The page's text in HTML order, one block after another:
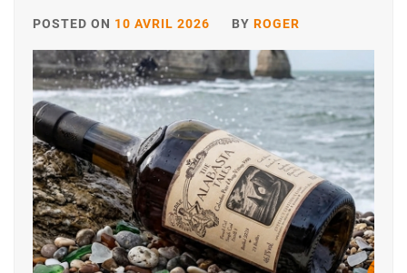
POSTED ON 10 AVRIL 2026 BY ROGER